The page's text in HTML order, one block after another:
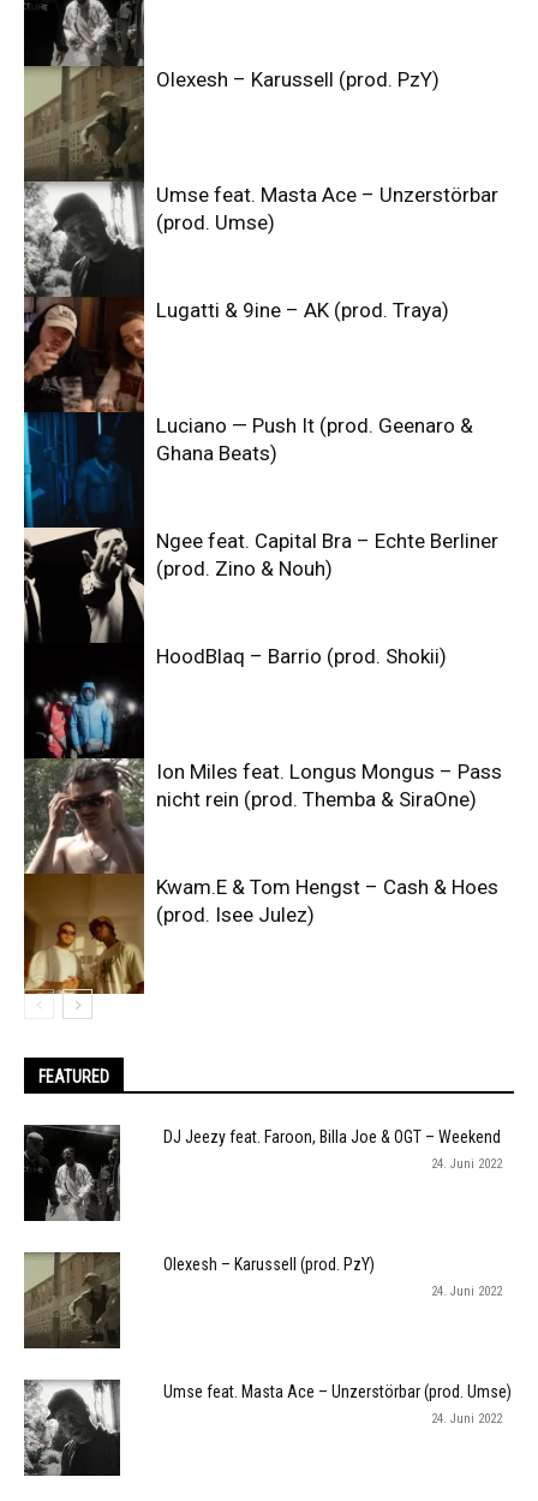
Olexesh – Karussell (prod. PzY)
Umse feat. Masta Ace – Unzerstörbar
(prod. Umse)
Lugatti & 9ine – AK (prod. Traya)
Luciano — Push It (prod. Geenaro &
Ghana Beats)
Ngee feat. Capital Bra – Echte Berliner
(prod. Zino & Nouh)
HoodBlaq – Barrio (prod. Shokii)
Ion Miles feat. Longus Mongus – Pass
nicht rein (prod. Themba & SiraOne)
Kwam.E & Tom Hengst – Cash & Hoes
(prod. Isee Julez)
FEATURED
DJ Jeezy feat. Faroon, Billa Joe & OGT – Weekend
24. Juni 2022
Olexesh – Karussell (prod. PzY)
24. Juni 2022
Umse feat. Masta Ace – Unzerstörbar (prod. Umse)
24. Juni 2022